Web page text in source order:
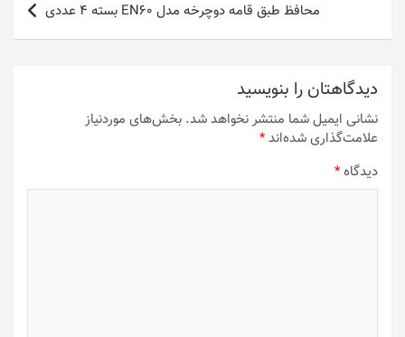
محافظ طبق قامه دوچرخه مدل EN60 بسته 4 عددی
دیدگاهتان را بنویسید
نشانی ایمیل شما منتشر نخواهد شد. بخش‌های موردنیاز
علامت‌گذاری شده‌اند*
دیدگاه*